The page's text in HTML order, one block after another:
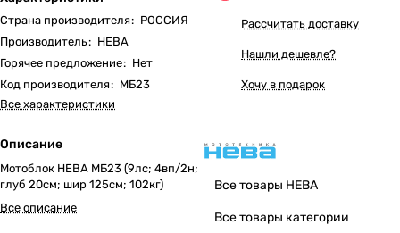
Страна производителя: РОССИЯ
Производитель: НЕВА
Горячее предложение: Нет
Код производителя: МБ23
Все характеристики
Описание
Мотоблок НЕВА МБ23 (9лс; 4вп/2н;
глуб 20см; шир 125см; 102кг)
Все описание
Рассчитать доставку
Нашли дешевле?
Хочу в подарок
Все товары НЕВА
Все товары категории